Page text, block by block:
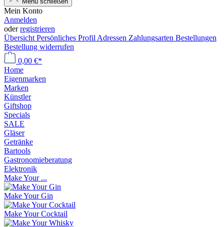
Mein Konto
Anmelden
oderregistrieren
Übersicht Persönliches Profil Adressen Zahlungsarten Bestellungen
Bestellung widerrufen
0,00 €*
Home
Eigenmarken
Marken
Künstler
Giftshop
Specials
SALE
Gläser
Getränke
Bartools
Gastronomieberatung
Elektronik
Make Your ...
Make Your Gin
Make Your Cocktail